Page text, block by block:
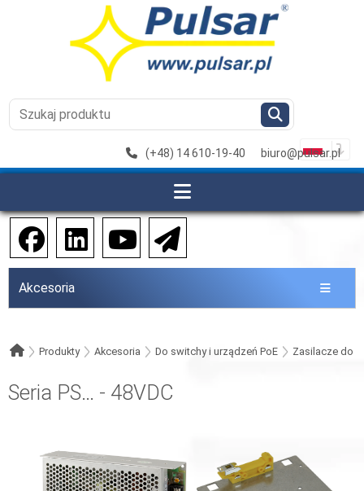
(+48) 14 610-19-40 biuro@pulsar.pl
Akcesoria
Produkty Akcesoria Do switchy i urządzeń PoE Zasilacze do
Seria PS… - 48VDC